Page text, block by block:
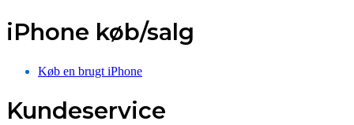
iPhone køb/salg
Køb en brugt iPhone
Kundeservice